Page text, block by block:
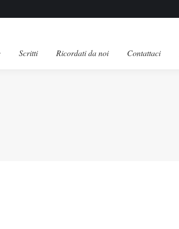
Scritti Ricordati da noi Contattaci